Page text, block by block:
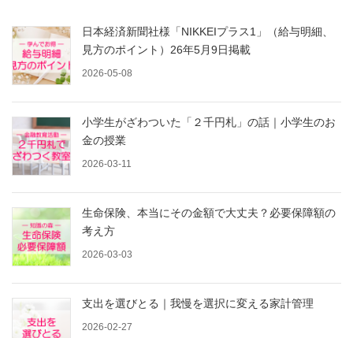
日本経済新聞社様「NIKKEIプラス1」（給与明細、
見方のポイント）26年5月9日掲載
2026-05-08
小学生がざわついた「２千円札」の話｜小学生のお
金の授業
2026-03-11
生命保険、本当にその金額で大丈夫？必要保障額の
考え方
2026-03-03
支出を選びとる｜我慢を選択に変える家計管理
2026-02-27